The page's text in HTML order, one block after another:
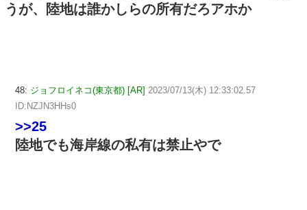
うが、陸地は誰かしらの所有だろアホか
48: ジョフロイネコ(東京都) [AR] 2023/07/13(木) 12:33:02.57
ID:NZJN3HHs0
>>25
陸地でも海岸線の私有は禁止やで